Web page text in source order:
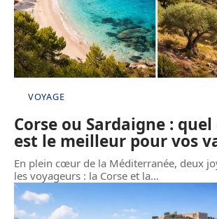
VOYAGE
Corse ou Sardaigne :
est le meilleur pour vos
En plein cœur de la Méditerranée, deux
les voyageurs : la Corse et la…